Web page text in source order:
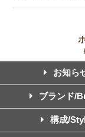
お知ら
ブランド/
構成/